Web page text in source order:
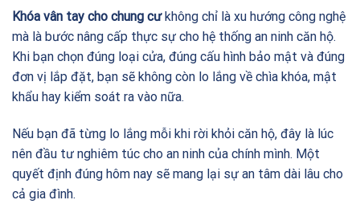
Khóa vân tay cho chung cưkhông chỉ là xu hướng công nghệ
mà là bước nâng cấp thực sự cho hệ thống an ninh căn hộ.
Khi bạn chọn đúng loại cửa, đúng cấu hình bảo mật và đúng
đơn vị lắp đặt, bạn sẽ không còn lo lắng về chìa khóa, mật
khẩu hay kiểm soát ra vào nữa.
Nếu bạn đã từng lo lắng mỗi khi rời khỏi căn hộ, đây là lúc
nên đầu tư nghiêm túc cho an ninh của chính mình. Một
quyết định đúng hôm nay sẽ mang lại sự an tâm dài lâu cho
cả gia đình.